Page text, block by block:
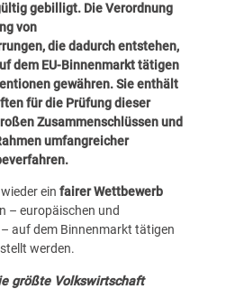
gebilligt. Die Verordnung
von
die dadurch entstehen,
dem EU-Binnenmarkt tätigen
gewähren.Sie enthält
für die Prüfung dieser
Zusammenschlüssen und
umfangreicher
ein fairer Wettbewerb
– europäischen und
auf dem Binnenmarkt tätigen
werden.
größte Volkswirtschaft